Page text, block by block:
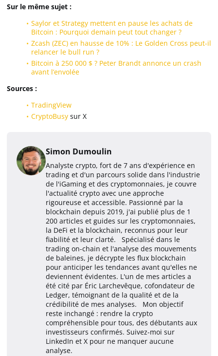
Sur le même sujet :
Saylor et Strategy mettent en pause les achats de
Bitcoin : Pourquoi demain peut tout changer ?
Zcash (ZEC) en hausse de 10% : Le Golden Cross peut-il
relancer le bull run ?
Bitcoin à 250 000 $ ? Peter Brandt annonce un crash
avant l’envolée
Sources :
TradingView
CryptoBusy sur X
Simon Dumoulin
Analyste crypto, fort de 7 ans d'expérience en
trading et d'un parcours solide dans l'industrie
de l'iGaming et des cryptomonnaies, je couvre
l'actualité crypto avec une approche
rigoureuse et accessible. Passionné par la
blockchain depuis 2019, j'ai publié plus de 1
200 articles et guides sur les cryptomonnaies,
la DeFi et la blockchain, reconnus pour leur
fiabilité et leur clarté. Spécialisé dans le
trading on-chain et l'analyse des mouvements
de baleines, je décrypte les flux blockchain
pour anticiper les tendances avant qu'elles ne
deviennent évidentes. L'un de mes articles a
été cité par Éric Larchevêque, cofondateur de
Ledger, témoignant de la qualité et de la
crédibilité de mes analyses. Mon objectif
reste inchangé : rendre la crypto
compréhensible pour tous, des débutants aux
investisseurs confirmés. Suivez-moi sur
LinkedIn et X pour ne manquer aucune
analyse.